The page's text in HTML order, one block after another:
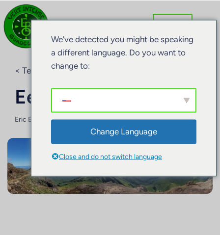
< Terug naar de blog
Een eiland, een top
Eric BARRET23 februari 2026
We've detected you might be speaking
a different language. Do you want to
change to:
Change Language
Close and do not switch language